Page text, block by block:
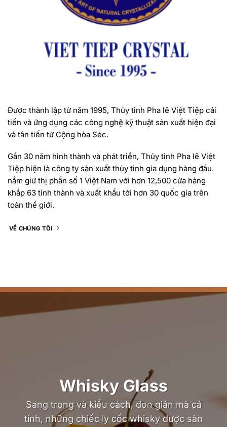
Được thành lập từ năm 1995, Thủy tinh Pha lê Việt Tiệp cải
tiến và ứng dụng các công nghệ kỹ thuật sản xuất hiện đại
và tân tiến từ Cộng hòa Séc.
Gần 30 năm hình thành và phát triển, Thủy tinh Pha lê Việt
Tiệp hiện là công ty sản xuất thủy tinh gia dụng hàng đầu.
nắm giữ thị phần số 1 Việt Nam với hơn 12,500 cửa hàng
khắp 63 tỉnh thành và xuất khẩu tới hơn 30 quốc gia trên
toàn thế giới.
VỀ CHÚNG TÔI
Whisky Glass
Sang trọng và kiểu cách, đơn giản mà cá
tính, những chiếc ly cốc whisky được sản